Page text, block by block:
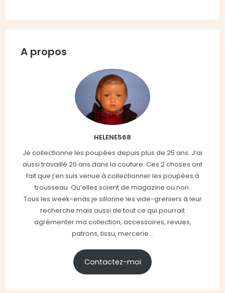
A propos
HELENE568
Je collectionne les poupées depuis plus de 25 ans. J’ai
aussi travaillé 20 ans dans la couture. Ces 2 choses ont
fait que j’en suis venue à collectionner les poupées à
trousseau. Qu’elles soient de magazine ou non.
Tous les week-ends je sillonne les vide-greniers à leur
recherche mais aussi de tout ce qui pourrait
agrémenter ma collection, accessoires, revues,
patrons, tissu, mercerie...
Contactez-moi